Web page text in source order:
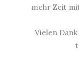
mehr Zeit
Vielen Dank